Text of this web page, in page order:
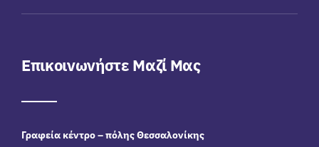
Επικοινωνήστε Μαζί Μας
Γραφεία κέντρο – πόλης Θεσσαλονίκης